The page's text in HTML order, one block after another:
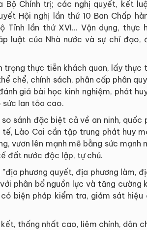
Bộ Chính trị; các nghị quyết, kết
Hội nghị lần thứ 10 Ban Chấp
lần thứ XVI... Vận dụng, thực
luật của Nhà nước và sự chỉ đạo,
thực tiễn khách quan, lấy thực
chể, chính sách, phân cấp phân
giá bài học kinh nghiệm, phát
sức lan tỏa cao.
sánh đặc biệt cả về an ninh, quốc
Lào Cai cần tập trung phát huy
vươn lên mạnh mẽ bằng sức mạnh
đất nước độc lập, tự chủ.
phương quyết, địa phương làm,
phân bổ nguồn lực và tăng cường
biện pháp kiểm tra, giám sát hiệu
thống nhất cao, liêm chính, dân